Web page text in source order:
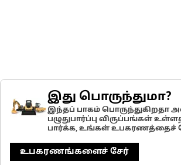
இது பொருந்துமா?
இந்தப் பாகம் பொருந்துகிறதா
பழுதுபார்ப்பு விருப்பங்கள்
பார்க்க, உங்கள் உபகரணத்தைச்
உபகரணங்களைச் சேர்